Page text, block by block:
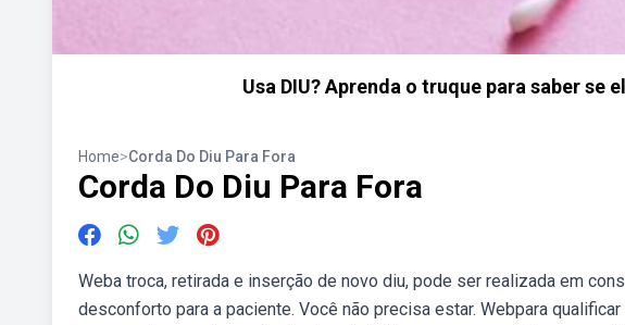
Usa DIU? Aprenda o truque para saber se
Home>Corda Do Diu Para Fora
Corda Do Diu Para Fora
Weba troca, retirada e inserção de novo diu, pode ser realizada em
desconforto para a paciente. Você não precisa estar. Webpara